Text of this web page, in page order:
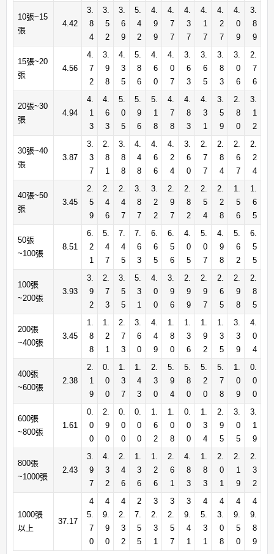
10張~15
張
4.42
3.
8
4
3.
5
2
3.
6
9
5.
4
2
4.
9
9
4.
7
7
4.
3
7
4.
1
7
4.
2
7
4.
0
9
3.
8
9
15張~20
張
4.56
4.
7
2
3.
9
8
4.
3
5
5.
8
6
4.
6
0
4.
0
7
3.
6
3
3.
6
5
3.
8
3
3.
0
6
2.
7
6
20張~30
張
4.94
4.
1
3
4.
6
3
5.
0
5
5.
9
6
5.
1
8
4.
7
8
4.
8
3
4.
3
1
3.
5
9
2.
8
0
3.
1
2
30張~40
張
3.87
3.
3
7
2.
8
1
3.
8
8
4.
4
8
4.
6
6
4.
2
4
3.
6
0
2.
7
7
2.
8
4
2.
6
7
2.
2
4
40張~50
張
3.45
2.
5
9
2.
4
6
2.
4
7
3.
8
7
3.
2
2
2.
9
7
2.
8
2
2.
5
4
2.
2
8
1.
5
6
1.
6
5
50張
~100張
8.51
6.
2
1
5.
4
7
7.
4
5
7.
6
3
6.
6
5
6.
5
6
4.
0
5
5.
0
7
4.
9
8
5.
6
2
6.
5
5
100張
~200張
3.93
3.
9
2
2.
7
3
3.
5
5
5.
3
1
4.
0
0
3.
9
6
2.
9
9
2.
9
7
2.
6
5
2.
9
8
2.
8
5
200張
~400張
3.45
1.
8
8
1.
2
1
2.
7
3
3.
6
0
4.
4
9
1.
8
0
1.
3
6
1.
9
2
1.
3
5
3.
3
9
4.
0
4
400張
~600張
2.38
2.
1
9
0.
0
0
1.
3
7
1.
4
3
2.
3
0
5.
9
4
5.
8
0
5.
2
0
5.
7
8
1.
0
9
0.
0
0
600張
~800張
1.61
0.
0
0
2.
9
0
0.
0
0
0.
0
0
1.
6
2
1.
0
8
0.
0
0
1.
3
4
2.
9
5
3.
0
5
3.
1
9
800張
~1000張
2.43
3.
9
7
4.
3
2
2.
4
6
1.
3
6
1.
2
6
2.
6
1
4.
8
3
1.
8
3
2.
0
1
2.
1
9
2.
3
2
1000張
以上
37.17
4
5.
7
0
4
9.
9
0
4
2.
3
2
2
7.
5
5
3
2.
3
1
3
2.
5
7
3
9.
4
1
4
5.
3
1
4
3.
0
8
4
9.
5
0
4
9.
8
9